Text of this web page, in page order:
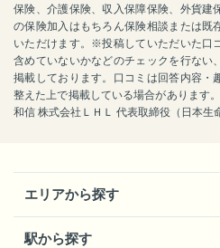
保険、介護保険、収入保障保険、外貨建
の保険加入はもちろん保険相談または既
いただけます。※投稿していただいた口
含めていないかなどのチェックを行ない
掲載しております。口コミは回答内容・
整えた上で掲載している場合があります
和信 株式会社ＬＨＬ 代表取締役（日本生
エリアから探す
駅から探す